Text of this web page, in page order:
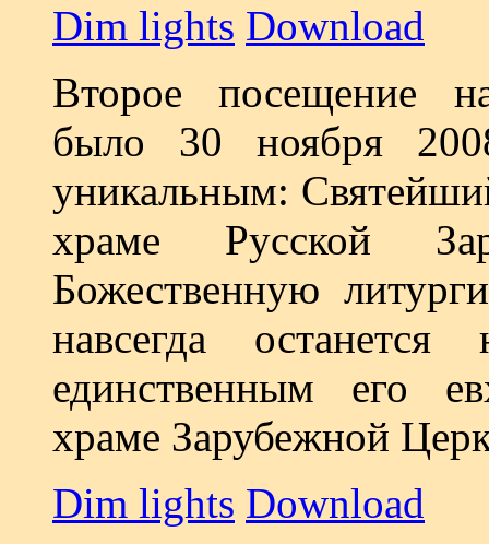
Dim lights Download
Второе посещение
было 30 ноября
уникальным:
храме Русской
Божественную
навсегда
единственным его
храме Зарубежной
Dim lights Download